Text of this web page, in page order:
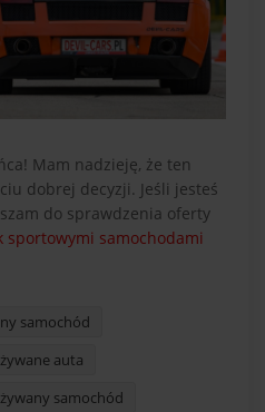
Mam nadzieję, że ten
dobrej decyzji. Jeśli jesteś
do sprawdzenia oferty
sportowymi samochodami
samochód
auta
samochód